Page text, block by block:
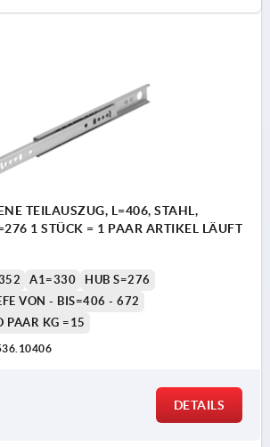
TEILAUSZUG, L=406, STAHL,
1 STÜCK = 1 PAAR ARTIKEL LÄUFT
A1=330
HUB S=276
VON - BIS=406 - 672
PAAR KG =15
DETAILS